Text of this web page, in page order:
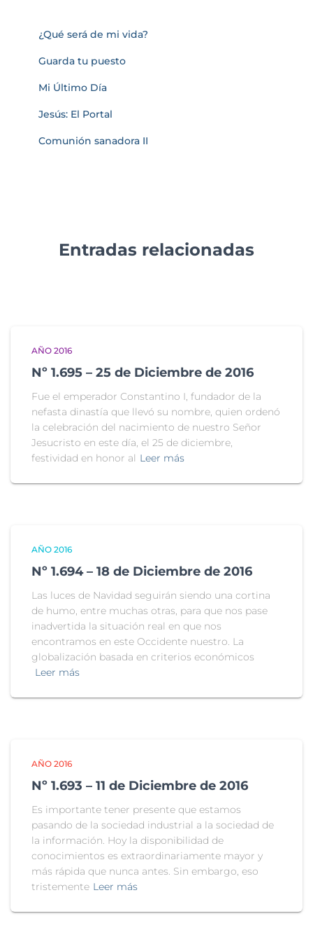
¿Qué será de mi vida?
Guarda tu puesto
Mi Último Día
Jesús: El Portal
Comunión sanadora II
Entradas relacionadas
AÑO 2016
Nº 1.695 – 25 de Diciembre de 2016
Fue el emperador Constantino I, fundador de la
nefasta dinastía que llevó su nombre, quien ordenó
la celebración del nacimiento de nuestro Señor
Jesucristo en este día, el 25 de diciembre,
festividad en honor al Leer más
AÑO 2016
Nº 1.694 – 18 de Diciembre de 2016
Las luces de Navidad seguirán siendo una cortina
de humo, entre muchas otras, para que nos pase
inadvertida la situación real en que nos
encontramos en este Occidente nuestro. La
globalización basada en criterios económicos
Leer más
AÑO 2016
Nº 1.693 – 11 de Diciembre de 2016
Es importante tener presente que estamos
pasando de la sociedad industrial a la sociedad de
la información. Hoy la disponibilidad de
conocimientos es extraordinariamente mayor y
más rápida que nunca antes. Sin embargo, eso
tristemente Leer más